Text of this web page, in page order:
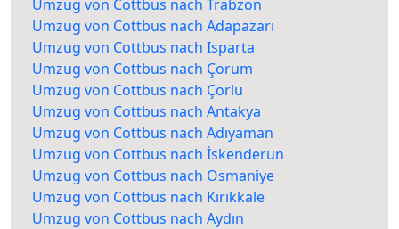
Umzug von Cottbus nach Trabzon
Umzug von Cottbus nach Adapazarı
Umzug von Cottbus nach Isparta
Umzug von Cottbus nach Çorum
Umzug von Cottbus nach Çorlu
Umzug von Cottbus nach Antakya
Umzug von Cottbus nach Adıyaman
Umzug von Cottbus nach İskenderun
Umzug von Cottbus nach Osmaniye
Umzug von Cottbus nach Kırıkkale
Umzug von Cottbus nach Aydın